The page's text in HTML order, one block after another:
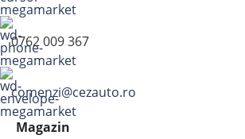
0762 009 367
comenzi@cezauto.ro
Magazin